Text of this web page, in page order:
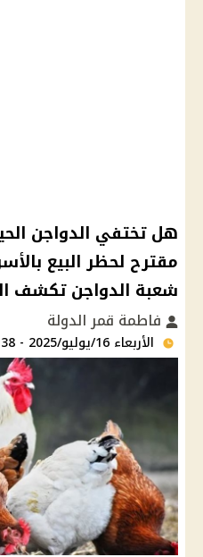
هل تختفي الدواجن
مقترح لحظر البيع
شعبة الدواجن تكشف
فاطمة قمر الدولة
الأربعاء 16/يوليو/2025 - 04:38 م